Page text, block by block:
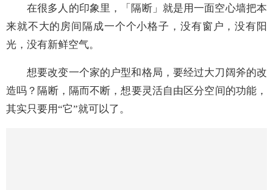
在很多人的印象里，「隔断」就是用一面空心墙把本
来就不大的房间隔成一个个小格子，没有窗户，没有阳
光，没有新鲜空气。
想要改变一个家的户型和格局，要经过大刀阔斧的改
造吗？隔断，隔而不断，想要灵活自由区分空间的功能，
其实只要用“它”就可以了。